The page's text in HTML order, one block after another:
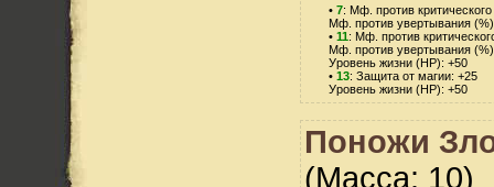
• 7: Мф. против
Мф. против увертывания
• 11: Мф. против
Мф. против увертывания
Уровень жизни (HP): +50
• 13: Защита от магии: +25
Уровень жизни (HP): +50
Поножи
(Масса: 10)